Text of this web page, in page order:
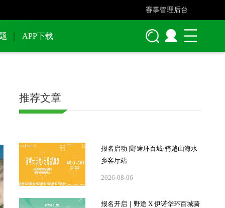
赛事管理后台
APP下载
推荐文章
报名启动 |野途环百城·骑越山海水
乡客厅站
2026-08-06
报名开启｜野途 X 伊诺华环百城骑